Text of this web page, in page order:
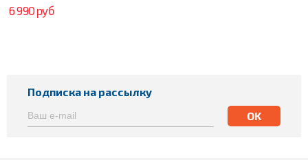
6 990 руб
Подписка на рассылку